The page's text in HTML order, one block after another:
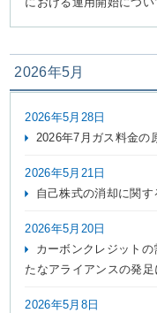
2026年5月
2026年5月28日
2026年7月ガス料金の
2026年5月21日
自己株式の消却に関
2026年5月20日
カーボンクレジット
たなアライアンスの発足
2026年5月8日